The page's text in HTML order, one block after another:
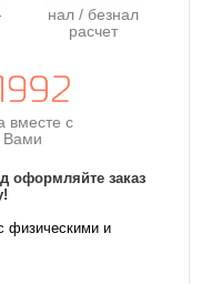
нал / безнал
расчет
вместе с
Вами
оформляйте заказ
физическими и